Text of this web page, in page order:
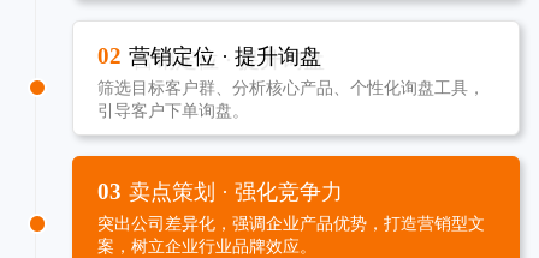
02 营销定位 · 提升询盘
筛选目标客户群、分析核心产品、个性化询盘工具，
引导客户下单询盘。
03 卖点策划 · 强化竞争力
突出公司差异化，强调企业产品优势，打造营销型文
案，树立企业行业品牌效应。